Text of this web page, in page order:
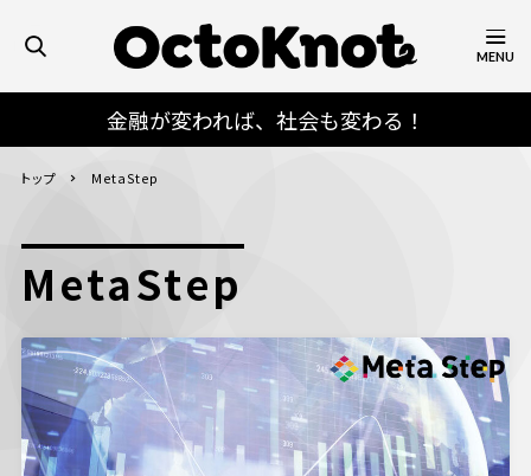
金融が変われば、社会も変わる！
MENU
トップ MetaStep
MetaStep